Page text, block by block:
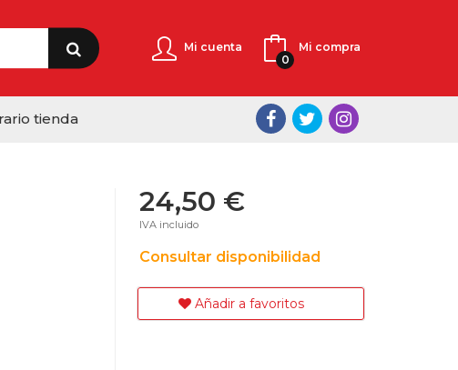
Mi cuenta
Mi compra
0
tienda
24,50 €
IVA incluido
Consultar disponibilidad
Añadir a favoritos